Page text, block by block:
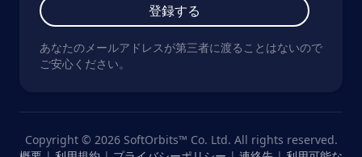
登録する
あなたのメールアドレスが第三者に渡ることはないので
ご安心ください。
Copyright © 2026 SoftOrbits™ Co. Ltd. All rights reserved.